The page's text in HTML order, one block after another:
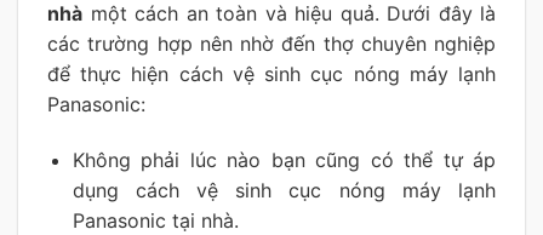
nhà một cách an toàn và hiệu quả. Dưới đây là
các trường hợp nên nhờ đến thợ chuyên nghiệp
để thực hiện cách vệ sinh cục nóng máy lạnh
Panasonic:
Không phải lúc nào bạn cũng có thể tự áp
dụng cách vệ sinh cục nóng máy lạnh
Panasonic tại nhà.